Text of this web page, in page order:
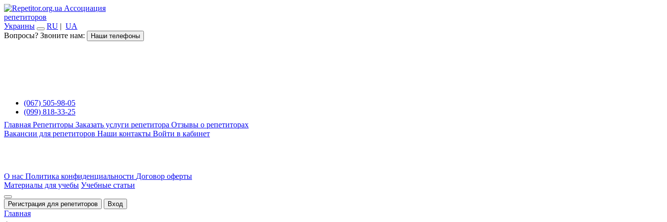
Ассоциация
репетиторов
Украины
RU | UA
Вопросы? Звоните нам:
Наши телефоны
(067) 505-98-05
(099) 818-33-25
Главная Репетиторы Заказать услуги репетитора Отзывы о репетиторах
Вакансии для репетиторов Наши контакты Войти в кабинет
О нас Политика конфиденциальности Договор оферты
Материалы для учебы Учебные статьи
Регистрация для репетиторов Вход
Главная